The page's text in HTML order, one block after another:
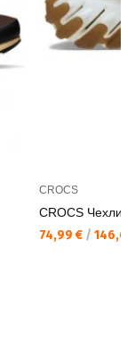
CROCS
CROCS Чехли
74,99 € /